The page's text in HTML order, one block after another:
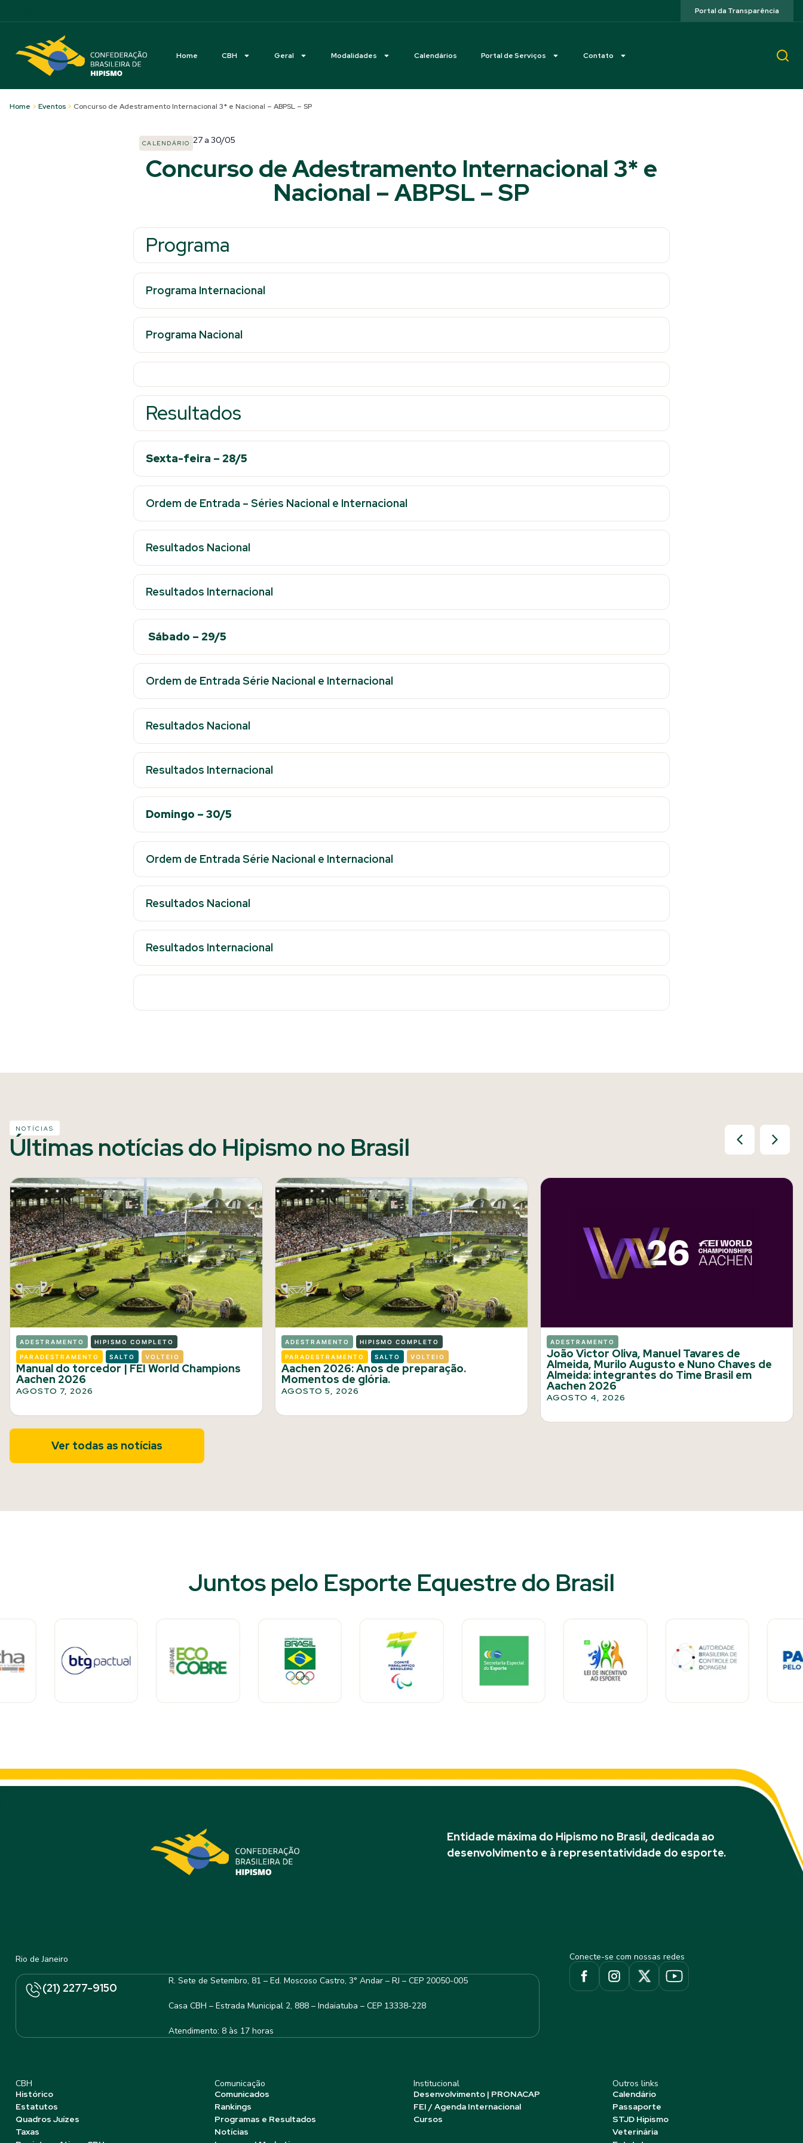
Portal da Transparência
Home CBH Geral Modalidades Calendários Portal de Serviços Contato
Home > Eventos > Concurso de Adestramento Internacional 3* e Nacional – ABPSL – SP
CALENDÁRIO 27 a 30/05
Concurso de Adestramento Internacional 3* e
Nacional – ABPSL – SP
Programa
Programa Internacional
Programa Nacional
Resultados
Sexta-feira – 28/5
Ordem de Entrada – Séries Nacional e Internacional
Resultados Nacional
Resultados Internacional
Sábado – 29/5
Ordem de Entrada Série Nacional e Internacional
Resultados Nacional
Resultados Internacional
Domingo – 30/5
Ordem de Entrada Série Nacional e Internacional
Resultados Nacional
Resultados Internacional
NOTÍCIAS
Últimas notícias do Hipismo no Brasil
ADESTRAMENTO HIPISMO COMPLETO
PARADESTRAMENTO SALTO VOLTEIO
Manual do torcedor | FEI World Champions
Aachen 2026
AGOSTO 7, 2026
ADESTRAMENTO HIPISMO COMPLETO
PARADESTRAMENTO SALTO VOLTEIO
Aachen 2026: Anos de preparação.
Momentos de glória.
AGOSTO 5, 2026
ADESTRAMENTO
João Victor Oliva, Manuel Tavares de
Almeida, Murilo Augusto e Nuno Chaves de
Almeida: integrantes do Time Brasil em
Aachen 2026
AGOSTO 4, 2026
Ver todas as notícias
Juntos pelo Esporte Equestre do Brasil​
Entidade máxima do Hipismo no Brasil, dedicada ao
desenvolvimento e à representatividade do esporte.
Rio de Janeiro
(21) 2277-9150
R. Sete de Setembro, 81 – Ed. Moscoso Castro, 3° Andar – RJ – CEP 20050-005
Casa CBH – Estrada Municipal 2, 888 – Indaiatuba – CEP 13338-228
Atendimento: 8 às 17 horas
Conecte-se com nossas redes
CBH
Histórico
Estatutos
Quadros Juízes
Taxas
Comunicação
Comunicados
Rankings
Programas e Resultados
Notícias
Institucional
Desenvolvimento | PRONACAP
FEI / Agenda Internacional
Cursos
Outros links
Calendário
Passaporte
STJD Hipismo
Veterinária